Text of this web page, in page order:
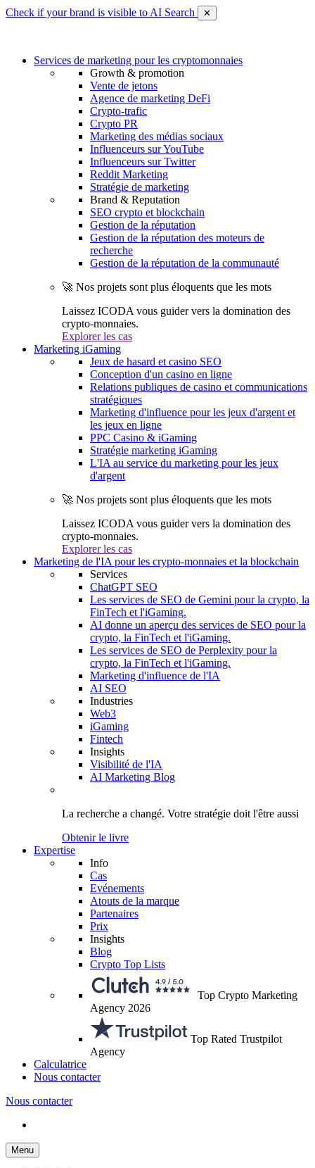
Check if your brand is visible to AI Search ✕
Services de marketing pour les cryptomonnaies
Growth & promotion
Vente de jetons
Agence de marketing DeFi
Crypto-trafic
Crypto PR
Marketing des médias sociaux
Influenceurs sur YouTube
Influenceurs sur Twitter
Reddit Marketing
Stratégie de marketing
Brand & Reputation
SEO crypto et blockchain
Gestion de la réputation
Gestion de la réputation des moteurs de
recherche
Gestion de la réputation de la communauté
🚀 Nos projets sont plus éloquents que les mots
Laissez ICODA vous guider vers la domination des
crypto-monnaies.
Explorer les cas
Marketing iGaming
Jeux de hasard et casino SEO
Conception d'un casino en ligne
Relations publiques de casino et communications
stratégiques
Marketing d'influence pour les jeux d'argent et
les jeux en ligne
PPC Casino & iGaming
Stratégie marketing iGaming
L'IA au service du marketing pour les jeux
d'argent
🚀 Nos projets sont plus éloquents que les mots
Laissez ICODA vous guider vers la domination des
crypto-monnaies.
Explorer les cas
Marketing de l'IA pour les crypto-monnaies et la blockchain
Services
ChatGPT SEO
Les services de SEO de Gemini pour la crypto, la
FinTech et l'iGaming.
AI donne un aperçu des services de SEO pour la
crypto, la FinTech et l'iGaming.
Les services de SEO de Perplexity pour la
crypto, la FinTech et l'iGaming.
Marketing d'influence de l'IA
AI SEO
Industries
Web3
iGaming
Fintech
Insights
Visibilité de l'IA
AI Marketing Blog
La recherche a changé. Votre stratégie doit l'être aussi
Obtenir le livre
Expertise
Info
Cas
Evénements
Atouts de la marque
Partenaires
Prix
Insights
Blog
Crypto Top Lists
Top Crypto Marketing
Agency 2026
Top Rated Trustpilot
Agency
Calculatrice
Nous contacter
Nous contacter
Menu